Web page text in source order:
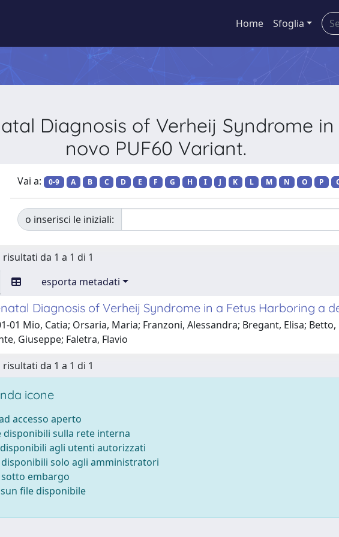
Home Sfoglia
Diagnosis of Verheij Syndrome
novo PUF60 Variant.
Vai a: 0-9 A B C D E F G H I J K L M N O P
o inserisci le iniziali:
da 1 a 1 di 1
esporta metadati
Diagnosis of Verheij Syndrome in a Fetus Harboring a
01 Mio, Catia; Orsaria, Maria; Franzoni, Alessandra; Bregant, Elisa; Betto,
Giuseppe; Faletra, Flavio
da 1 a 1 di 1
icone
accesso aperto
disponibili sulla rete interna
agli utenti autorizzati
solo agli amministratori
embargo
file disponibile